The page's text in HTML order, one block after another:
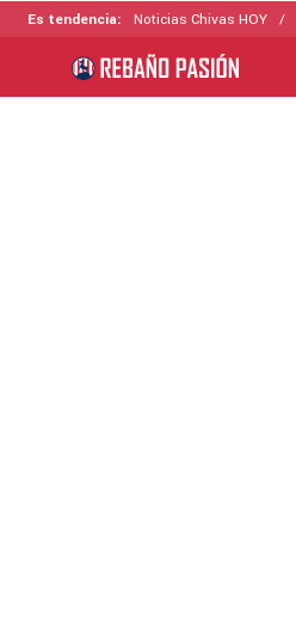
Es tendencia: Noticias Chivas HOY